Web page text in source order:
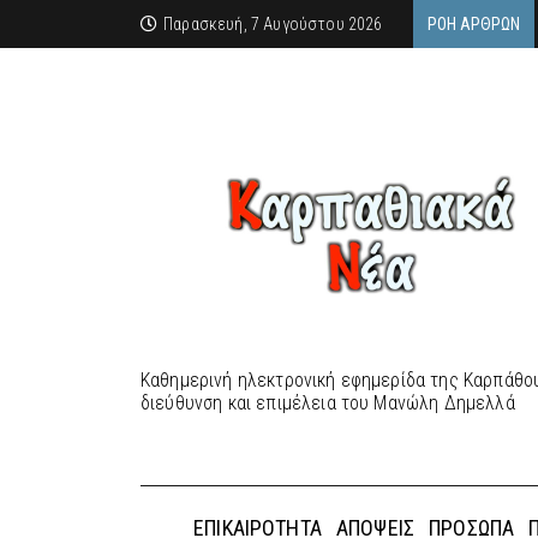
Παρασκευή, 7 Αυγούστου 2026 ΡΟΉ ΆΡΘΡΩΝ
Καθημερινή ηλεκτρονική εφημερίδα της
διεύθυνση και επιμέλεια του Μανώλη Δημελλά
ΕΠΙΚΑΙΡΌΤΗΤΑ ΑΠΌΨΕΙΣ ΠΡΌΣΩΠΑ